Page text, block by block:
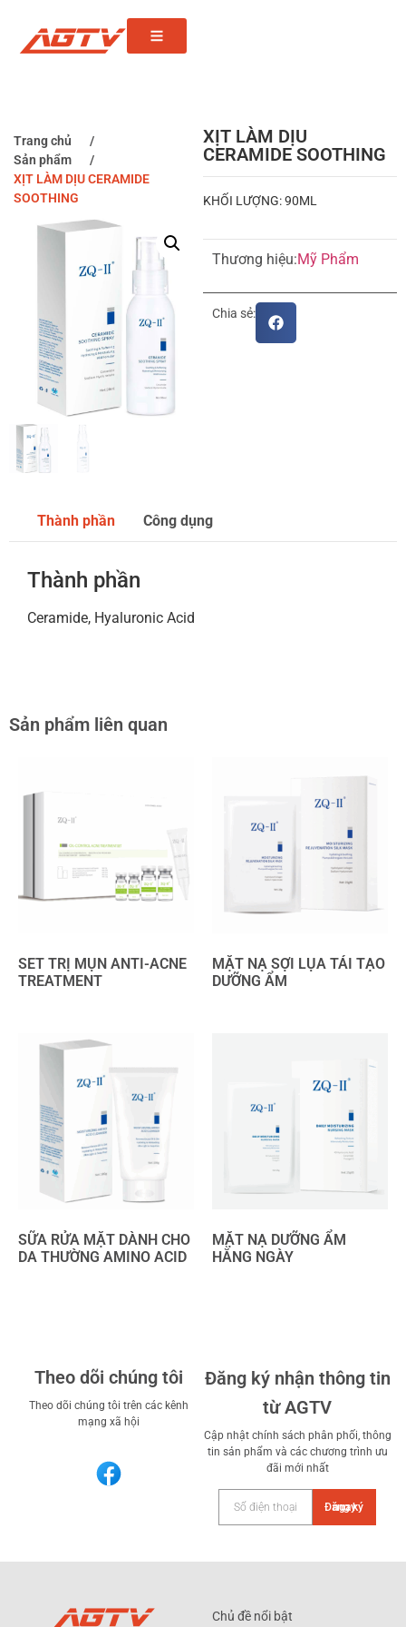
Trang chủ
/
Sản phẩm
/
XỊT LÀM DỊU CERAMIDE
SOOTHING
XỊT LÀM DỊU
CERAMIDE SOOTHING
KHỐI LƯỢNG: 90ML
Thương hiệu:Mỹ Phẩm
Chia sẻ:
Thành phần Công dụng
Thành phần
Ceramide, Hyaluronic Acid
Sản phẩm liên quan
SET TRỊ MỤN ANTI-ACNE
TREATMENT
MẶT NẠ SỢI LỤA TÁI TẠO
DƯỠNG ẨM
SỮA RỬA MẶT DÀNH CHO
DA THƯỜNG AMINO ACID
MẶT NẠ DƯỠNG ẨM
HẰNG NGÀY
Theo dõi chúng tôi
Theo dõi chúng tôi trên các kênh
mạng xã hội
Đăng ký nhận thông tin
từ AGTV
Cập nhật chính sách phân phối, thông
tin sản phẩm và các chương trình ưu
đãi mới nhất
Đăng ký ngay
Chủ đề nổi bật